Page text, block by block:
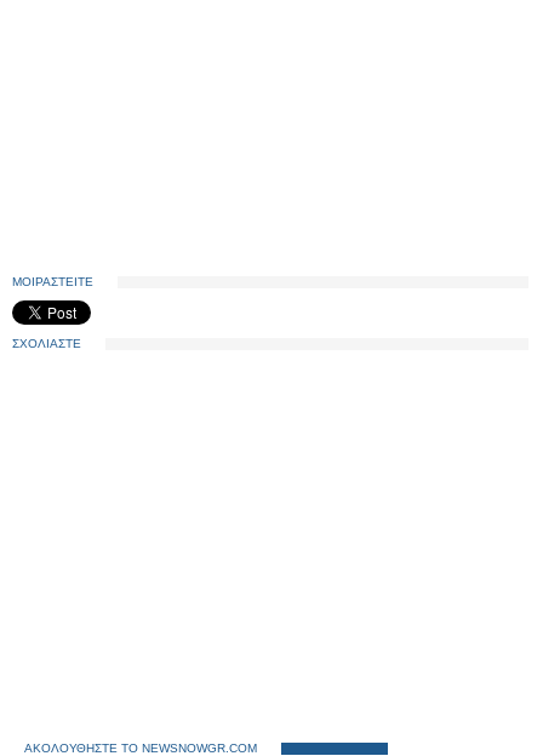
ΜΟΙΡΑΣΤΕΙΤΕ
ΣΧΟΛΙΑΣΤΕ
ΑΚΟΛΟΥΘΗΣΤΕ ΤΟ NEWSNOWGR.COM